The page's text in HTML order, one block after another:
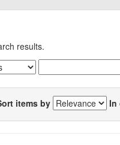
results.
items by In